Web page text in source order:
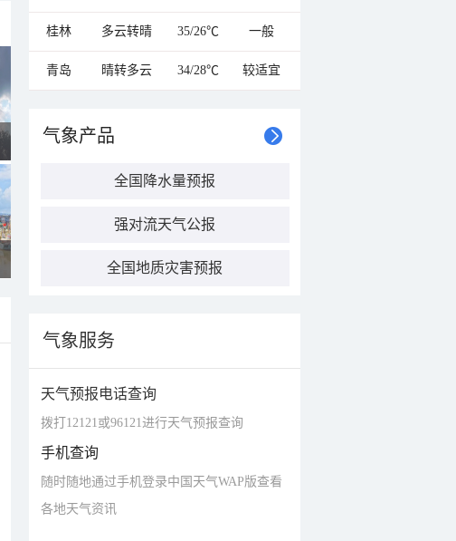
桂林 多云转晴 35/26℃ 一般
青岛 晴转多云 34/28℃ 较适宜
气象产品
全国降水量预报
强对流天气公报
全国地质灾害预报
气象服务
天气预报电话查询
拨打12121或96121进行天气预报查询
手机查询
随时随地通过手机登录中国天气WAP版查看
各地天气资讯